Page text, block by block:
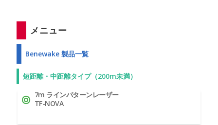
メニュー
Benewake 製品一覧
短距離・中距離タイプ（200m未満）
7m ラインパターンレーザー
TF-NOVA